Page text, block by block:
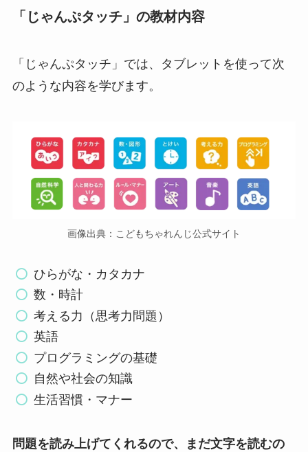
「じゃんぷタッチ」の教材内容
「じゃんぷタッチ」では、タブレットを使って次
のような内容を学びます。
画像出典：こどもちゃれんじ公式サイト
ひらがな・カタカナ
数・時計
考える力（思考力問題）
英語
プログラミングの基礎
自然や社会の知識
生活習慣・マナー
問題を読み上げてくれるので、まだ文字を読むの